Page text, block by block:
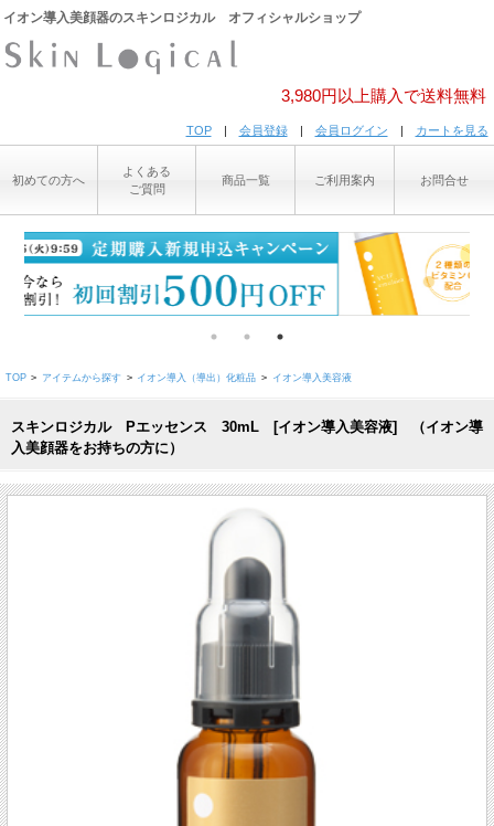
イオン導入美顔器のスキンロジカル オフィシャルショップ
3,980円以上購入で送料無料
TOP| 会員登録| 会員ログイン | カートを見る
初めての方へ
よくある
ご質問
商品一覧 ご利用案内 お問合せ
TOP > アイテムから探す > イオン導入（導出）化粧品 > イオン導入美容液
スキンロジカル Pエッセンス 30mL [イオン導入美容液] （イオン導
入美顔器をお持ちの方に）